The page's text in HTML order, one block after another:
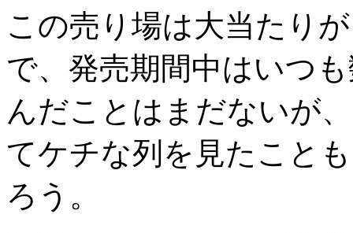
この売り場は大当たり
で、発売期間中はいつ
んだことはまだないが
てケチな列を見たこと
ろう。